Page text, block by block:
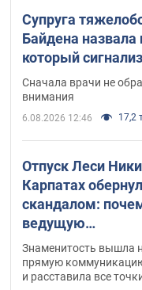
Супруга
Байдена
который
"агрессивном"
Сначала врачи не
внимания
6.08.2026 12:46 17,2
Отпуск Леси
Карпатах
скандалом:
ведущую
несправедливо
захейтили
Знаменитость вышла
прямую
и расставила все